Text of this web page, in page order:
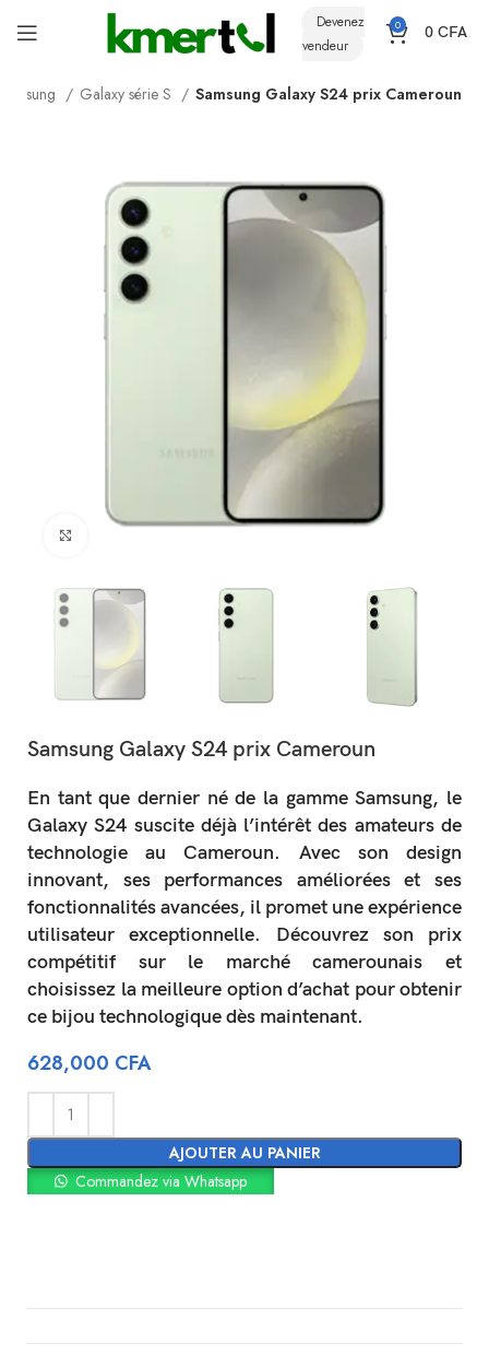
Devenez
vendeur
0 0 CFA
Galaxy série S Samsung Galaxy S24 prix Cameroun
Samsung Galaxy S24 prix Cameroun
En tant que dernier né de la gamme Samsung, le
Galaxy S24 suscite déjà l’intérêt des amateurs de
technologie au Cameroun. Avec son design
innovant, ses performances améliorées et ses
fonctionnalités avancées, il promet une expérience
utilisateur exceptionnelle. Découvrez son prix
compétitif sur le marché camerounais et
choisissez la meilleure option d’achat pour obtenir
ce bijou technologique dès maintenant.
628,000 CFA
AJOUTER AU PANIER
Commandez via Whatsapp